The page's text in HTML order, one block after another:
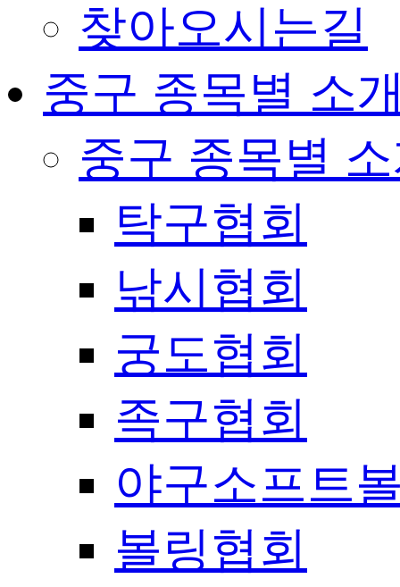
찾아오시는길
중구 종목별 소
중구 종목별
탁구협회
낚시협회
궁도협회
족구협회
야구소프트
볼링협회